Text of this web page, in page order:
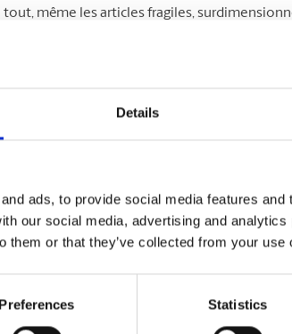
Details
ads, to provide social media features
our social media, advertising and
them or that they’ve collected from your
Preferences Statistics
tout, même les articles fragiles,
Que vous envoyiez des délices maison à des
Solutions d’emballage sur mesure
Les objets surdimensionnés ou de forme
commencer ? Passez voir nos experts
les meilleures méthodes d’emballage.
Garantie d’emballage et d’expédition
Nous savons combien vos envois sont
la légère. Nos experts certifiés en emballage
pourquoi nous répondons fièrement de nos